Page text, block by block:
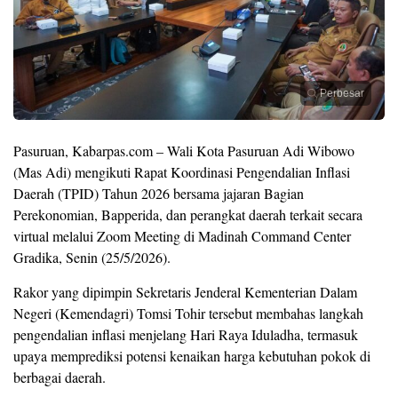
Perbesar
Pasuruan, Kabarpas.com – Wali Kota Pasuruan Adi Wibowo
(Mas Adi) mengikuti Rapat Koordinasi Pengendalian Inflasi
Daerah (TPID) Tahun 2026 bersama jajaran Bagian
Perekonomian, Bapperida, dan perangkat daerah terkait secara
virtual melalui Zoom Meeting di Madinah Command Center
Gradika, Senin (25/5/2026).
Rakor yang dipimpin Sekretaris Jenderal Kementerian Dalam
Negeri (Kemendagri) Tomsi Tohir tersebut membahas langkah
pengendalian inflasi menjelang Hari Raya Iduladha, termasuk
upaya memprediksi potensi kenaikan harga kebutuhan pokok di
berbagai daerah.